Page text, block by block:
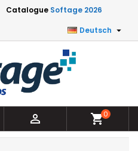
Catalogue Softage 2026
Deutsch 
 shopping_cart0